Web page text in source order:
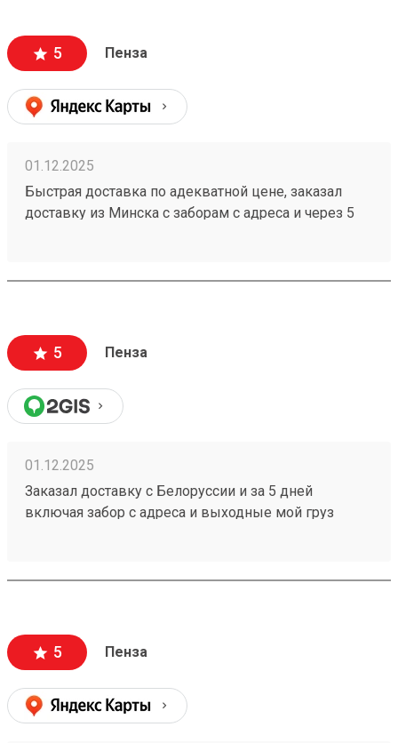
5 Пенза
01.12.2025
Быстрая доставка по адекватной цене, заказал
доставку из Минска с заборам с адреса и через 5
5 Пенза
01.12.2025
Заказал доставку с Белоруссии и за 5 дней
включая забор с адреса и выходные мой груз
5 Пенза